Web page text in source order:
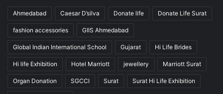
Ahmedabad Caesar D’silva Donate life Donate Life Surat
fashion accessories GIIS Ahmedabad
Global Indian International School Gujarat Hi Life Brides
Hi life Exhibition Hotel Marriott jewellery Marriott Surat
Organ Donation SGCCI Surat Surat Hi Life Exhibition